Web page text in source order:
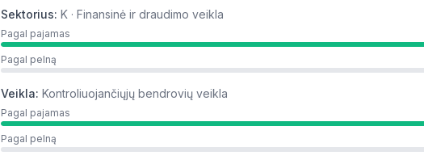
Sektorius: K · Finansinė ir draudimo veikla
Pagal pajamas
Pagal pelną
Veikla: Kontroliuojančiųjų bendrovių veikla
Pagal pajamas
Pagal pelną